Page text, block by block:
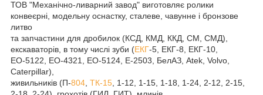
ТОВ "Механічно-ливарний завод" виготовляє ролики
конвеєрні, модельну оснастку, сталеве, чавунне і бронзове
литво
та запчастини для дробилок (КСД, КМД, ККД, СМ, СМД),
екскаваторів, в тому числі зуби (ЕКГ-5, ЕКГ-8, ЕКГ-10,
ЕО-5122, ЕО-4321, ЕО-5124, Е-2503, БелАЗ, Atek, Volvo,
Caterpillar),
живильників (П-804 ТК-15 , 1-12, 1-15, 1-18, 1-24, 2-12, 2-15,